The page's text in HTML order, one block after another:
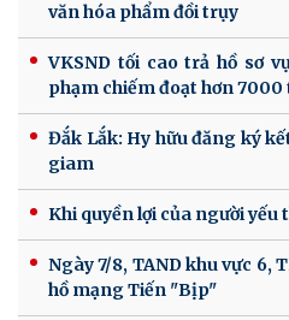
văn hóa phẩm đồi trụy
VKSND tối cao trả hồ sơ
phạm chiếm đoạt hơn
Đắk Lắk: Hy hữu đăng ký
giam
Khi quyền lợi của người yếu
Ngày 7/8, TAND khu vực 6,
hồ mạng Tiến "Bịp"